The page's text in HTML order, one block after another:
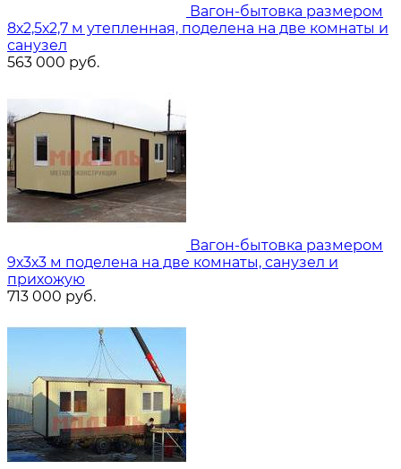
Вагон-бытовка размером
8х2,5х2,7 м утепленная, поделена на две комнаты и
санузел
563 000 руб.
Вагон-бытовка размером
9х3х3 м поделена на две комнаты, санузел и
прихожую
713 000 руб.